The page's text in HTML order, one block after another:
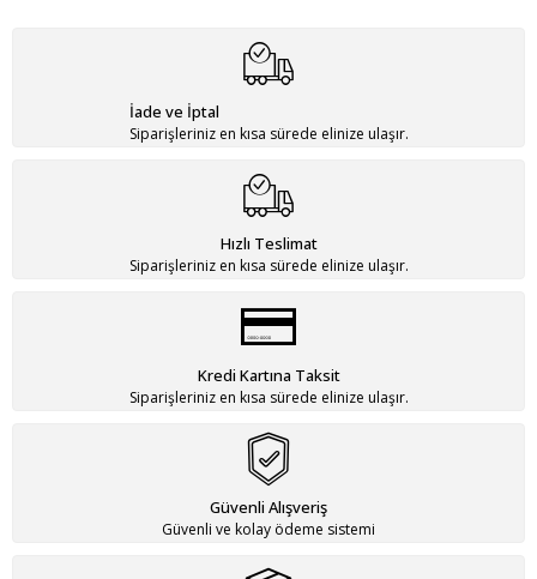
İade ve İptal
Siparişleriniz en kısa sürede elinize ulaşır.
Hızlı Teslimat
Siparişleriniz en kısa sürede elinize ulaşır.
Kredi Kartına Taksit
Siparişleriniz en kısa sürede elinize ulaşır.
Güvenli Alışveriş
Güvenli ve kolay ödeme sistemi